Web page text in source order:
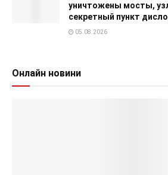
уничтожены мосты,
секретный пункт
05.08.2026
Онлайн новини